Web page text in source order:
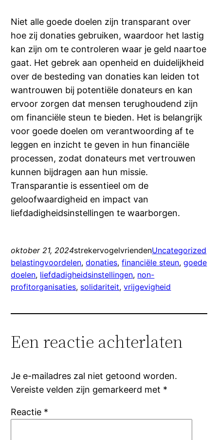
Niet alle goede doelen zijn transparant over
hoe zij donaties gebruiken, waardoor het lastig
kan zijn om te controleren waar je geld naartoe
gaat. Het gebrek aan openheid en duidelijkheid
over de besteding van donaties kan leiden tot
wantrouwen bij potentiële donateurs en kan
ervoor zorgen dat mensen terughoudend zijn
om financiële steun te bieden. Het is belangrijk
voor goede doelen om verantwoording af te
leggen en inzicht te geven in hun financiële
processen, zodat donateurs met vertrouwen
kunnen bijdragen aan hun missie.
Transparantie is essentieel om de
geloofwaardigheid en impact van
liefdadigheidsinstellingen te waarborgen.
oktober 21, 2024strekervogelvriendenUncategorized
belastingvoordelen, donaties, financiële steun, goede
doelen, liefdadigheidsinstellingen, non-
profitorganisaties, solidariteit, vrijgevigheid
Een reactie achterlaten
Je e-mailadres zal niet getoond worden.
Vereiste velden zijn gemarkeerd met *
Reactie *